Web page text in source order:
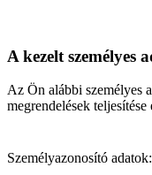
A kezelt személyes
Az Ön alábbi személyes
megrendelések teljesítése
Személyazonosító adatok: